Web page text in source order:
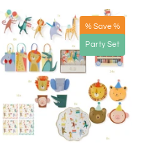
% Save %
Party Set